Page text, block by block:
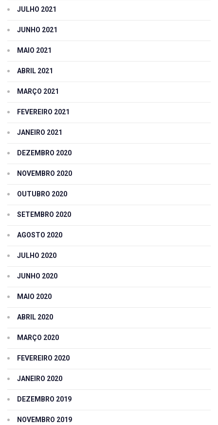
JULHO 2021
JUNHO 2021
MAIO 2021
ABRIL 2021
MARÇO 2021
FEVEREIRO 2021
JANEIRO 2021
DEZEMBRO 2020
NOVEMBRO 2020
OUTUBRO 2020
SETEMBRO 2020
AGOSTO 2020
JULHO 2020
JUNHO 2020
MAIO 2020
ABRIL 2020
MARÇO 2020
FEVEREIRO 2020
JANEIRO 2020
DEZEMBRO 2019
NOVEMBRO 2019